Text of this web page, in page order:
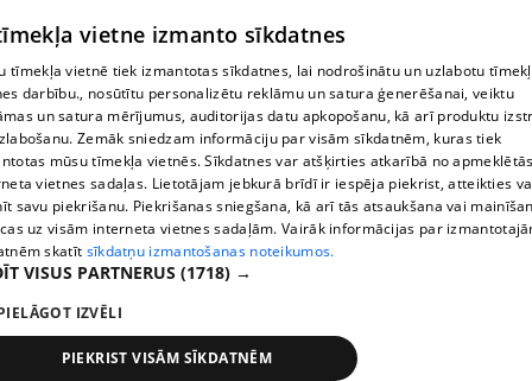
If your company is not in our database, please fill in a
Reproduction, or distribution of 1188 database, its parts or the
information contained in the database, or parts of information in
any form is strictly prohibited. Also automatic download is
prohibited. Reproduction of any material published on the
website 1188 is strictly forbidden without the editorial license of
1188 website.
Vortal assistance service: e-mail -
ElaboratedSIA Helio Media2004-2026
vietne izmanto sīkdatnes
tīmekļa vietnē tiek izmantotas sīkdatnes, lai nodrošinātu un uzlabotu
darbību., nosūtītu personalizētu reklāmu un satura ģenerēšanai, veiktu
un satura mērījumus, auditorijas datu apkopošanu, kā arī produktu
Zemāk sniedzam informāciju par visām sīkdatnēm, kuras tiek
mūsu tīmekļa vietnēs. Sīkdatnes var atšķirties atkarībā no
vietnes sadaļas. Lietotājam jebkurā brīdī ir iespēja piekrist, atteikties
savu piekrišanu. Piekrišanas sniegšana, kā arī tās atsaukšana vai
uz visām interneta vietnes sadaļām. Vairāk informācijas par
skatīt sīkdatņu izmantošanas noteikumos.
VISUS PARTNERUS (1718) →
IZVĒLI
PIEKRIST VISĀM SĪKDATNĒM